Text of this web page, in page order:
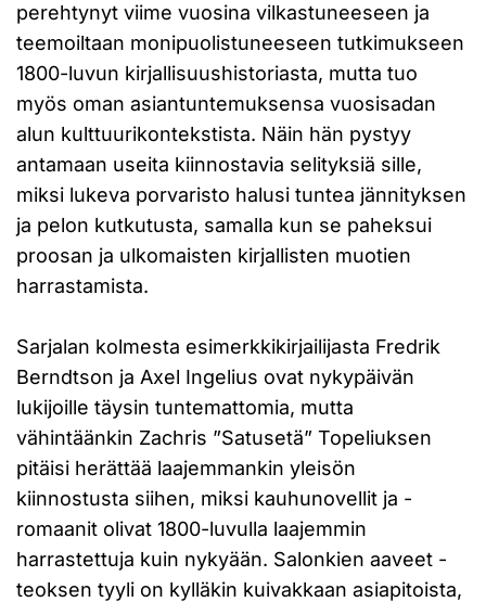
perehtynyt viime vuosina vilkastuneeseen ja
teemoiltaan monipuolistuneeseen tutkimukseen
1800-luvun kirjallisuushistoriasta, mutta tuo
myös oman asiantuntemuksensa vuosisadan
alun kulttuurikontekstista. Näin hän pystyy
antamaan useita kiinnostavia selityksiä sille,
miksi lukeva porvaristo halusi tuntea jännityksen
ja pelon kutkutusta, samalla kun se paheksui
proosan ja ulkomaisten kirjallisten muotien
harrastamista.
Sarjalan kolmesta esimerkkikirjailijasta Fredrik
Berndtson ja Axel Ingelius ovat nykypäivän
lukijoille täysin tuntemattomia, mutta
vähintäänkin Zachris ”Satusetä” Topeliuksen
pitäisi herättää laajemmankin yleisön
kiinnostusta siihen, miksi kauhunovellit ja -
romaanit olivat 1800-luvulla laajemmin
harrastettuja kuin nykyään. Salonkien aaveet -
teoksen tyyli on kylläkin kuivakkaan asiapitoista,